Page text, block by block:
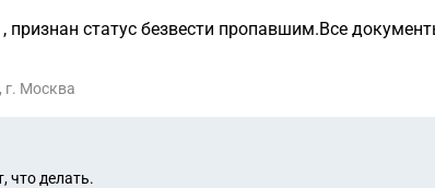
статус безвести пропавшим.Все
г. Москва
что делать.